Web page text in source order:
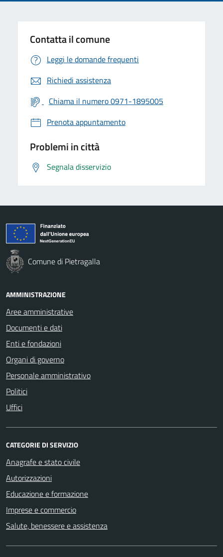
Contatta il comune
Leggi le domande frequenti
Richiedi assistenza
Chiama il numero 0971-1895005
Prenota appuntamento
Problemi in città
Segnala disservizio
Comune di Pietragalla
AMMINISTRAZIONE
Aree amministrative
Documenti e dati
Enti e fondazioni
Organi di governo
Personale amministrativo
Politici
Uffici
CATEGORIE DI SERVIZIO
Anagrafe e stato civile
Autorizzazioni
Educazione e formazione
Imprese e commercio
Salute, benessere e assistenza